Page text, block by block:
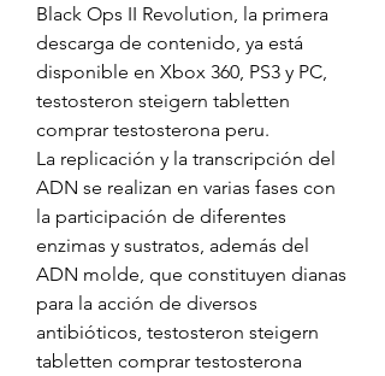
Black Ops II Revolution, la primera
descarga de contenido, ya está
disponible en Xbox 360, PS3 y PC,
testosteron steigern tabletten
comprar testosterona peru.
La replicación y la transcripción del
ADN se realizan en varias fases con
la participación de diferentes
enzimas y sustratos, además del
ADN molde, que constituyen dianas
para la acción de diversos
antibióticos, testosteron steigern
tabletten comprar testosterona